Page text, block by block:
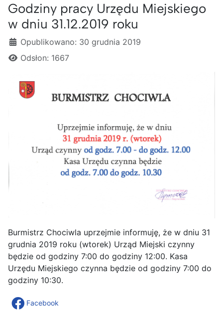
Godziny pracy Urzędu Miejskiego
w dniu 31.12.2019 roku
Szczegóły
Opublikowano: 30 grudnia 2019
Odsłon: 1667
Burmistrz Chociwla uprzejmie informuję, że w dniu 31
grudnia 2019 roku (wtorek) Urząd Miejski czynny
będzie od godziny 7:00 do godziny 12:00. Kasa
Urzędu Miejskiego czynna będzie od godziny 7:00 do
godziny 10:30.
Facebook